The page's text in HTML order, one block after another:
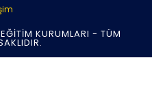
KURUMLARI - TÜM